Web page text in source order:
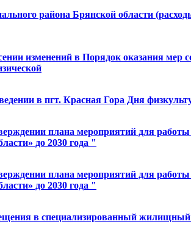
района Брянской области
изменений в Порядок оказания мер
в пгт. Красная Гора Дня
плана мероприятий для
до 2030 года "
плана мероприятий для
до 2030 года "
в специализированный жилищный